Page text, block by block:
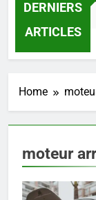
DERNIERS
ARTICLES
2 Jours Ago
Home
moteur